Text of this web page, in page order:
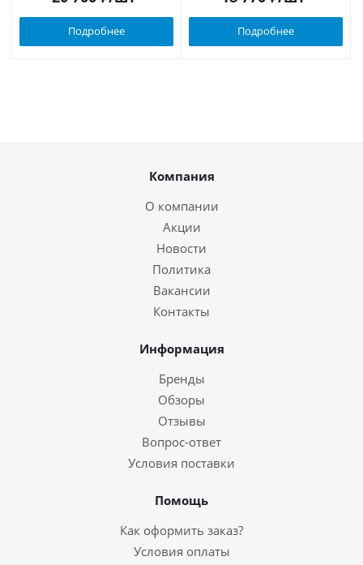
Подробнее Подробнее
Компания
О компании
Акции
Новости
Политика
Вакансии
Контакты
Информация
Бренды
Обзоры
Отзывы
Вопрос-ответ
Условия поставки
Помощь
Как оформить заказ?
Условия оплаты